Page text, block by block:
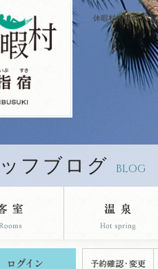
休暇村指宿のブロ
フブログ BLOG